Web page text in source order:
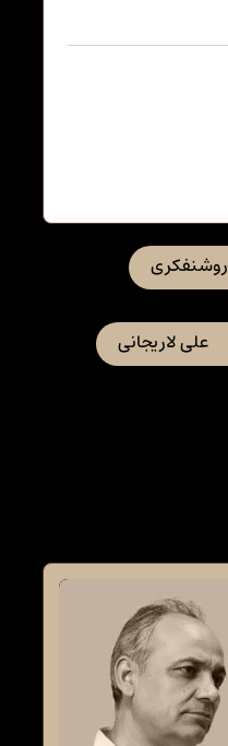
روشنفکری
علی لاریجانی